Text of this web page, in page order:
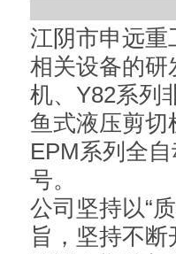
江阴市申远重
相关设备的研
机、Y82系列
鱼式液压剪切
EPM系列全
号。
公司坚持以“
旨，坚持不